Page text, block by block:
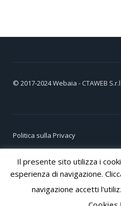
© 2017-2024Webaia - CTAWEB
Politica sulla Privacy
Cookie Policy
Il presente sito utilizza i
esperienza di navigazione.
navigazione accetti